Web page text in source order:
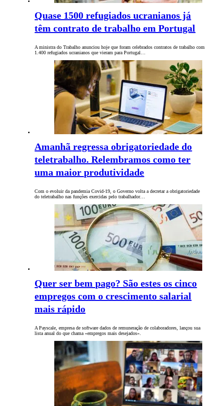
Quase 1500 refugiados ucranianos já
têm contrato de trabalho em Portugal
A ministra do Trabalho anunciou hoje que foram celebrados contratos de trabalho com
1.400 refugiados ucranianos que vieram para Portugal…
Amanhã regressa obrigatoriedade do
teletrabalho. Relembramos como ter
uma maior produtividade
Com o evoluir da pandemia Covid-19, o Governo volta a decretar a obrigatoriedade
do teletrabalho nas funções exercidas pelo trabalhador…
Quer ser bem pago? São estes os cinco
empregos com o crescimento salarial
mais rápido
A Payscale, empresa de software dados de remuneração de colaboradores, lançou sua
lista anual do que chama «empregos mais desejados».